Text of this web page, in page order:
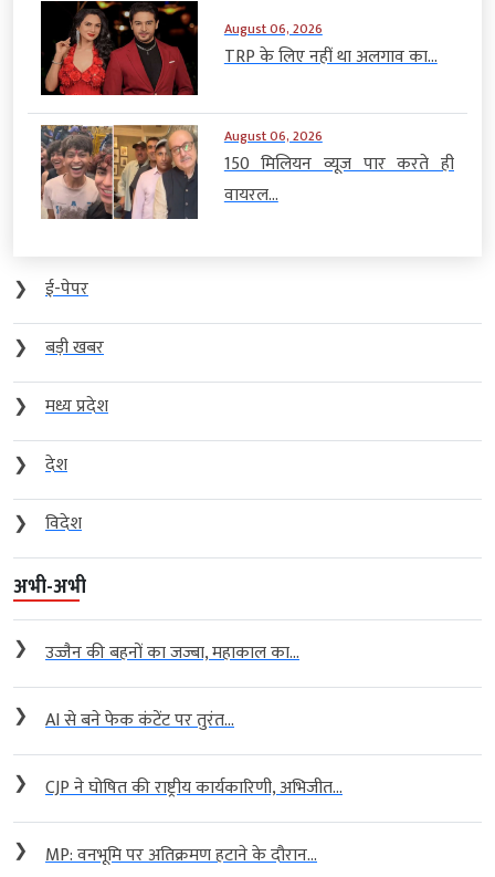
August 06, 2026
TRP के लिए नहीं था अलगाव का...
August 06, 2026
150 मिलियन व्यूज पार करते ही
वायरल...
❯
ई-पेपर
❯
बड़ी खबर
❯
मध्य प्रदेश
❯
देश
❯
विदेश
अभी-अभी
❯ उज्जैन की बहनों का जज्बा, महाकाल का...
❯ AI से बने फेक कंटेंट पर तुरंत...
❯ CJP ने घोषित की राष्ट्रीय कार्यकारिणी, अभिजीत...
❯ MP: वनभूमि पर अतिक्रमण हटाने के दौरान...